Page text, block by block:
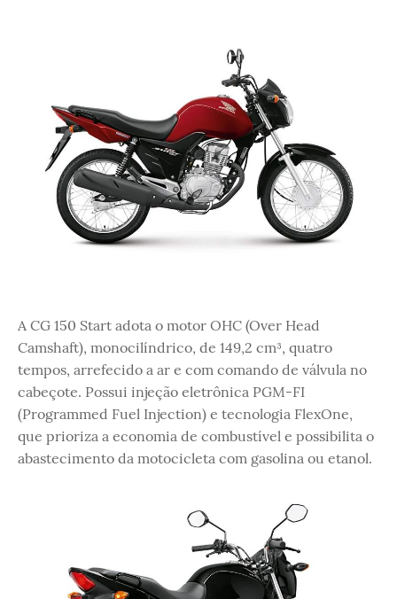
A CG 150 Start adota o motor OHC (Over Head
Camshaft), monocilíndrico, de 149,2 cm³, quatro
tempos, arrefecido a ar e com comando de válvula no
cabeçote. Possui injeção eletrônica PGM-FI
(Programmed Fuel Injection) e tecnologia FlexOne,
que prioriza a economia de combustível e possibilita o
abastecimento da motocicleta com gasolina ou etanol.